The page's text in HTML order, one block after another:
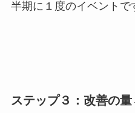
半期に１度のイベントで
ステップ３：改善の